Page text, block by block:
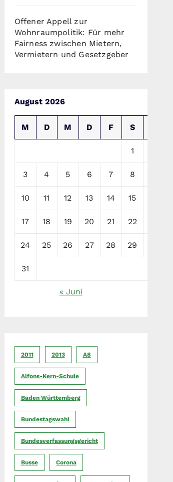
Offener Appell zur
Wohnraumpolitik: Für mehr
Fairness zwischen Mietern,
Vermietern und Gesetzgeber
August 2026
M D M D F S
1
3 4 5 6 7 8
10 11 12 13 14 15
17 18 19 20 21 22
24 25 26 27 28 29
31
« Juni
2011 2013 A8
Alfons-Kern-Schule
Baden Württemberg
Bundestagswahl
Bundesverfassungsgericht
Busse Corona